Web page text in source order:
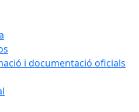
i documentació oficials